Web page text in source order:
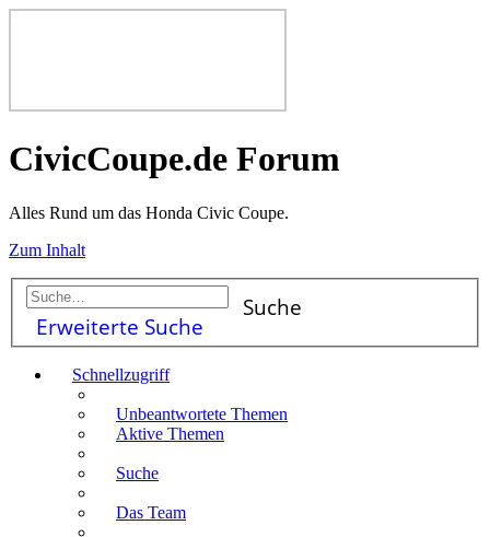
CivicCoupe.de Forum
Alles Rund um das Honda Civic Coupe.
Zum Inhalt
Suche
Erweiterte Suche
Schnellzugriff
Unbeantwortete Themen
Aktive Themen
Suche
Das Team